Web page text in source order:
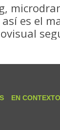
es el
EN CONTEXTO